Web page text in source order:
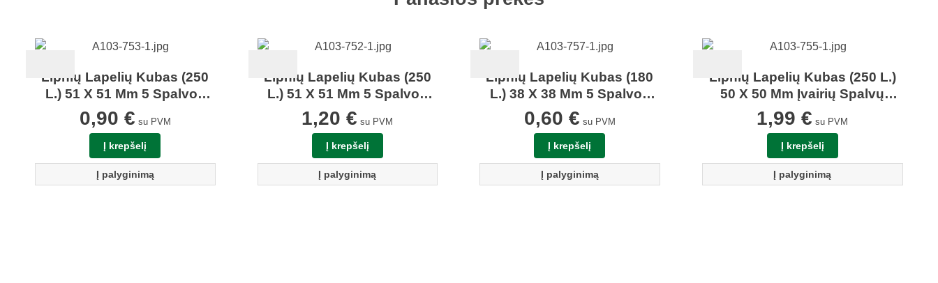
Lipnių Lapelių Kubas (250
L.) 51 X 51 Mm 5 Spalvos
Centrum 80098
0,90 € su PVM
Į krepšelį
Į palyginimą
Lipnių Lapelių Kubas (250
L.) 51 X 51 Mm 5 Spalvos
Centrum 80099
1,20€ su PVM
Į krepšelį
Į palyginimą
Lipnių Lapelių Kubas (180
L.) 38 X 38 Mm 5 Spalvos
Centrum 85419
0,60 € su PVM
Į krepšelį
Į palyginimą
Lipnių Lapelių Kubas (250 L.)
50 X 50 Mm Įvairių Spalvų
Milan 411501
1,99€ su PVM
Į krepšelį
Į palyginimą